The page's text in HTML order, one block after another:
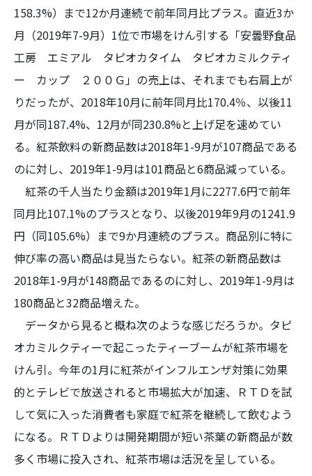
158.3%）まで12か月連続で前年同月比プラス。直近3か
月（2019年7-9月）1位で市場をけん引する「安曇野食品
工房 エミアル タピオカタイム タピオカミルクティ
ー カップ ２００Ｇ」の売上は、それまでも右肩上が
りだったが、2018年10月に前年同月比170.4％、以後11
月が同187.4%、12月が同230.8%と上げ足を速めてい
る。紅茶飲料の新商品数は2018年1-9月が107商品である
のに対し、2019年1-9月は101商品と6商品減っている。
紅茶の千人当たり金額は2019年1月に2277.6円で前年
同月比107.1%のプラスとなり、以後2019年9月の1241.9
円（同105.6%）まで9か月連続のプラス。商品別に特に
伸び率の高い商品は見当たらない。紅茶の新商品数は
2018年1-9月が148商品であるのに対し、2019年1-9月は
180商品と32商品増えた。
データから見ると概ね次のような感じだろうか。タピ
オカミルクティーで起こったティーブームが紅茶市場を
けん引。今年の1月に紅茶がインフルエンザ対策に効果
的とテレビで放送されると市場拡大が加速、ＲＴＤを試
して気に入った消費者も家庭で紅茶を継続して飲むよう
になる。ＲＴＤよりは開発期間が短い茶葉の新商品が数
多く市場に投入され、紅茶市場は活況を呈している。